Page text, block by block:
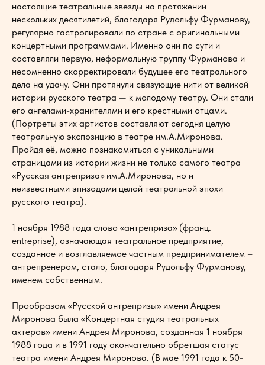
настоящие театральные звезды на протяжении
нескольких десятилетий, благодаря Рудольфу Фурманову,
регулярно гастролировали по стране с оригинальными
концертными программами. Именно они по сути и
составляли первую, неформальную труппу Фурманова и
несомненно скорректировали будущее его театрального
дела на удачу. Они протянули связующие нити от великой
истории русского театра — к молодому театру. Они стали
его ангелами-хранителями и его крестными отцами.
(Портреты этих артистов составляют сегодня целую
театральную экспозицию в театре им.А.Миронова.
Пройдя её, можно познакомиться с уникальными
страницами из истории жизни не только самого театра
«Русская антреприза» им.А.Миронова, но и
неизвестными эпизодами целой театральной эпохи
русского театра).
1 ноября 1988 года слово «антреприза» (франц.
entreprise), означающая театральное предприятие,
созданное и возглавляемое частным предпринимателем –
антрепренером, стало, благодаря Рудольфу Фурманову,
именем собственным.
Прообразом «Русской антрепризы» имени Андрея
Миронова была «Концертная студия театральных
актеров» имени Андрея Миронова, созданная 1 ноября
1988 года и в 1991 году окончательно обретшая статус
театра имени Андрея Миронова. (В мае 1991 года к 50-